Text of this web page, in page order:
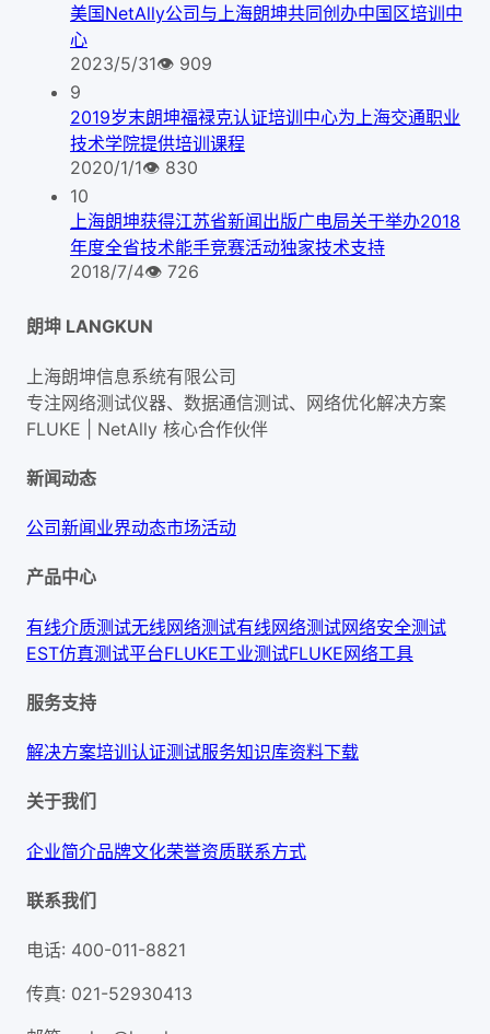
美国NetAlly公司与上海朗坤共同创办中国区培训中
心
2023/5/31👁 909
9
2019岁末朗坤福禄克认证培训中心为上海交通职业
技术学院提供培训课程
2020/1/1👁 830
10
上海朗坤获得江苏省新闻出版广电局关于举办2018
年度全省技术能手竞赛活动独家技术支持
2018/7/4👁 726
朗坤 LANGKUN
上海朗坤信息系统有限公司
专注网络测试仪器、数据通信测试、网络优化解决方案
FLUKE | NetAlly 核心合作伙伴
新闻动态
公司新闻业界动态市场活动
产品中心
有线介质测试无线网络测试有线网络测试网络安全测试
EST仿真测试平台FLUKE工业测试FLUKE网络工具
服务支持
解决方案培训认证测试服务知识库资料下载
关于我们
企业简介品牌文化荣誉资质联系方式
联系我们
电话: 400-011-8821
传真: 021-52930413